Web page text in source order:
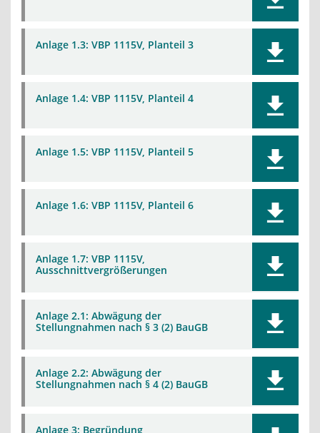
Anlage 1.3: VBP 1115V, Planteil 3
Anlage 1.4: VBP 1115V, Planteil 4
Anlage 1.5: VBP 1115V, Planteil 5
Anlage 1.6: VBP 1115V, Planteil 6
Anlage 1.7: VBP 1115V,
Ausschnittvergrößerungen
Anlage 2.1: Abwägung der
Stellungnahmen nach § 3 (2) BauGB
Anlage 2.2: Abwägung der
Stellungnahmen nach § 4 (2) BauGB
Anlage 3: Begründung